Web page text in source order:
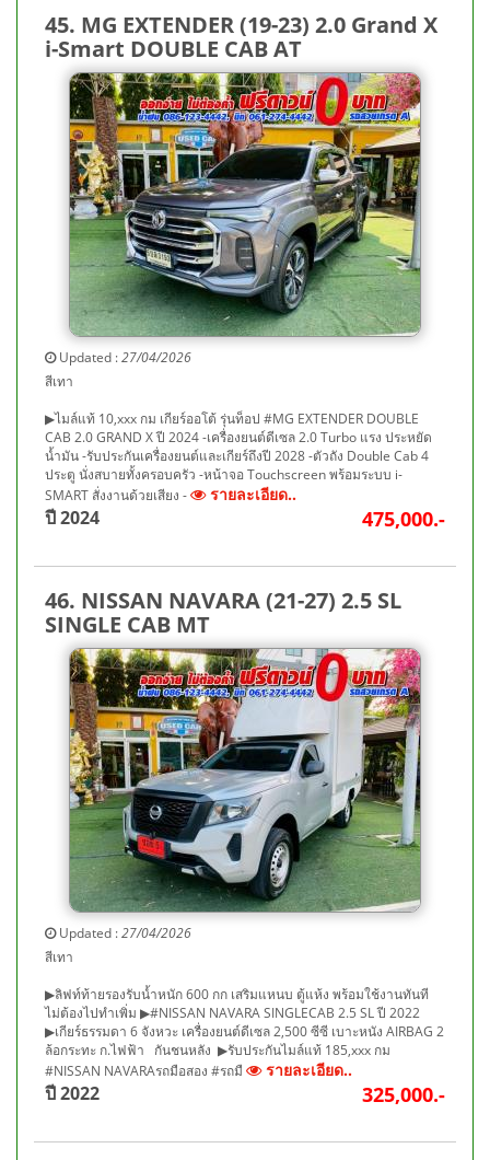
45. MG EXTENDER (19-23) 2.0 Grand X
i-Smart DOUBLE CAB AT
Updated :27/04/2026
สีเทา
▶ไมล์แท้ 10,xxx กม เกียร์ออโต้ รุ่นท็อป #MG EXTENDER DOUBLE
CAB 2.0 GRAND X ปี 2024 -เครื่องยนต์ดีเซล 2.0 Turbo แรง ประหยัด
น้ำมัน -รับประกันเครื่องยนต์และเกียร์ถึงปี 2028 -ตัวถัง Double Cab 4
ประตู นั่งสบายทั้งครอบครัว -หน้าจอ Touchscreen พร้อมระบบ i-
SMART สั่งงานด้วยเสียง -
รายละเอียด..
ปี 2024 475,000.-
46. NISSAN NAVARA (21-27) 2.5 SL
SINGLE CAB MT
Updated :27/04/2026
สีเทา
▶ลิฟท์ท้ายรองรับน้ำหนัก 600 กก เสริมแหนบ ตู้แห้ง พร้อมใช้งานทันที
ไม่ต้องไปทำเพิ่ม ▶#NISSAN NAVARA SINGLECAB 2.5 SL ปี 2022
▶เกียร์ธรรมดา 6 จังหวะ เครื่องยนต์ดีเซล 2,500 ซีซี เบาะหนัง AIRBAG 2
ล้อกระทะ ก.ไฟฟ้า กันชนหลัง ▶รับประกันไมล์แท้ 185,xxx กม
#NISSAN NAVARAรถมือสอง #รถมื
รายละเอียด..
ปี 2022 325,000.-